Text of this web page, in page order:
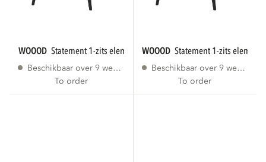
WOOOD statement 1-zits element bruin melange...
Beschikbaar over 9 weken
To order
WOOOD statement 1-zits
Beschikbaar over 9 weken
To order